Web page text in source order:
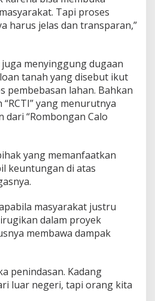
Tapi proses
harus jelas dan transparan,”
menyinggung dugaan
tanah yang disebut ikut
pembebasan lahan. Bahkan
yang menurutnya
“Rombongan Calo
yang memanfaatkan
keuntungan di atas
masyarakat justru
dalam proyek
membawa dampak
penindasan. Kadang
luar negeri, tapi orang kita